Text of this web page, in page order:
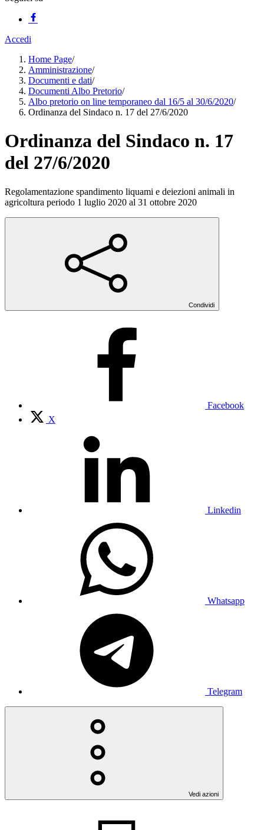
Accedi
Home Page/
Amministrazione/
Documenti e dati/
Documenti Albo Pretorio/
Albo pretorio on line temporaneo dal 16/5 al 30/6/2020/
Ordinanza del Sindaco n. 17 del 27/6/2020
Ordinanza del Sindaco n. 17
del 27/6/2020
Regolamentazione spandimento liquami e deiezioni animali in
agricoltura periodo 1 luglio 2020 al 31 ottobre 2020
Condividi
Facebook
X
Linkedin
Whatsapp
Telegram
Vedi azioni